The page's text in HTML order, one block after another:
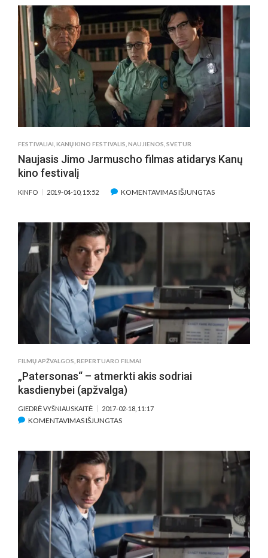
FESTIVALIAI KANŲ KINO FESTIVALIS NAUJIENOS SVETUR
Naujasis Jimo Jarmuscho filmas atidarys Kanų
kino festivalį
KINFO 2019-04-10, 15:52 KOMENTAVIMAS IŠJUNGTASĮRAŠE
JARMUSCHO
FILMAS
ATIDARYS
KANŲ
KINO
FESTIVALĮ
FILMŲ APŽVALGOS,REPERTUARO FILMAI
„Patersonas“ – atmerkti akis sodriai
kasdienybei (apžvalga)
GIEDRĖ VYŠNIAUSKAITĖ 2017-02-18, 11:17
KOMENTAVIMAS IŠJUNGTASĮRAŠE
ATMERKTI
SODRIAI
KASDIENYBEI
(APŽVALGA)